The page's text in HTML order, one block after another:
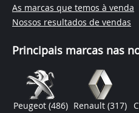
As marcas que temos à venda
Nossos resultados de vendas
Principais marcas nas
Peugeot (486) Renault (317)